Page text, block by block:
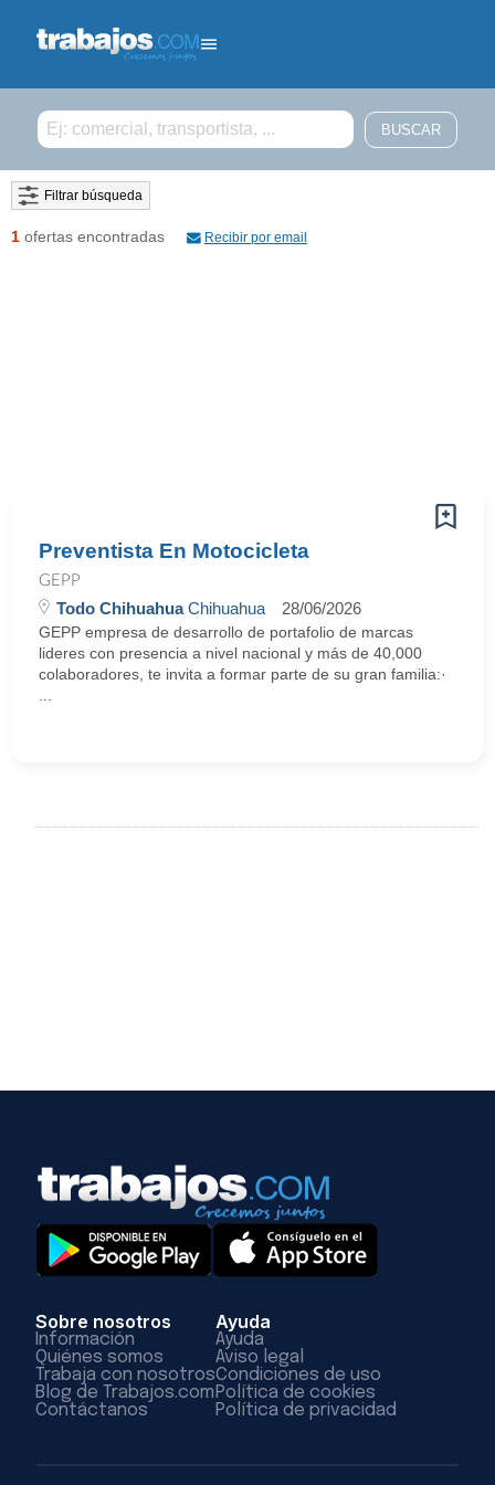
Filtrar búsqueda
1 ofertas encontradas Recibir por email
Preventista En Motocicleta
GEPP
Todo ChihuahuaChihuahua 28/06/2026
GEPP empresa de desarrollo de portafolio de marcas
lideres con presencia a nivel nacional y más de 40,000
colaboradores, te invita a formar parte de su gran familia:·
Sobre nosotros
Información
Quiénes somos
Trabaja con nosotros
Blog de Trabajos.com
Contáctanos
Ayuda
Ayuda
Aviso legal
Condiciones de uso
Política de cookies
Política de privacidad